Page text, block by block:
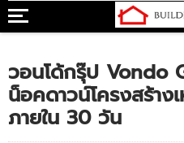
วอนโด้กรุ๊ป Vondo
น็อคดาวน์โครงสร้าง
ภายใน 30 วัน